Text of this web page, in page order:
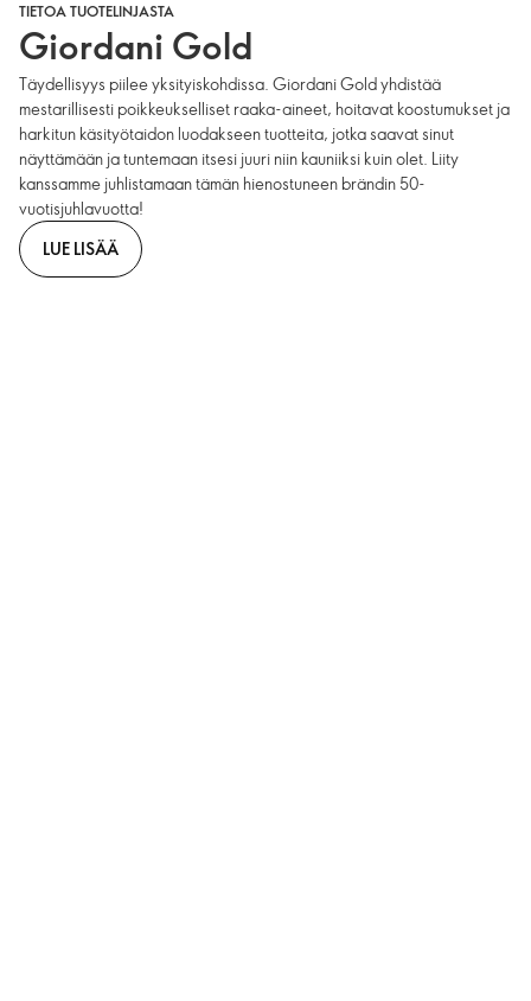
TIETOA TUOTELINJASTA
Giordani Gold
Täydellisyys piilee yksityiskohdissa. Giordani Gold yhdistää
mestarillisesti poikkeukselliset raaka-aineet, hoitavat koostumukset ja
harkitun käsityötaidon luodakseen tuotteita, jotka saavat sinut
näyttämään ja tuntemaan itsesi juuri niin kauniiksi kuin olet. Liity
kanssamme juhlistamaan tämän hienostuneen brändin 50-
vuotisjuhlavuotta!
LUE LISÄÄ